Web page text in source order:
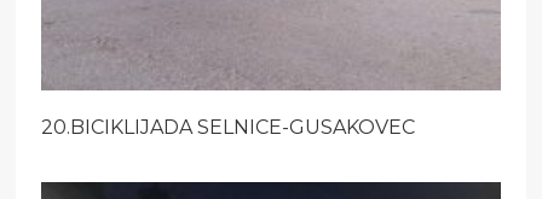
20.BICIKLIJADA SELNICE-GUSAKOVEC